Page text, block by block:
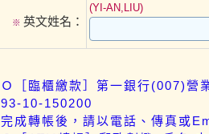
※ 英文姓名：
(YI-AN,LIU)
Ｏ［臨櫃繳款］第一銀行(007)營
93-10-150200
完成轉帳後，請以電話、傳真或